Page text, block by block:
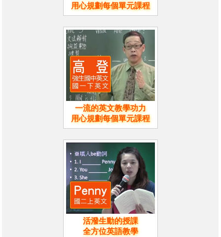
用心規劃每個單元課程
一流的英文教學功力
用心規劃每個單元課程
活潑生動的授課
全方位英語教學